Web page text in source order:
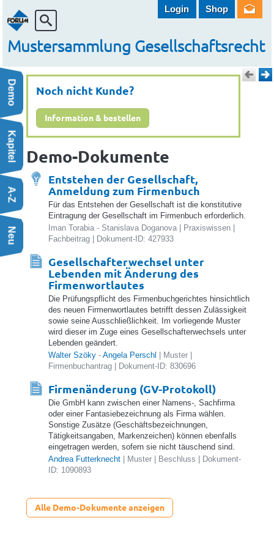
Mustersammlung Gesellschaftsrecht
Login Shop
| Fachbeitrag
| Firmenbuchantrag
Hälfteeinzahlung) | Vertragsmuster
Demo
Kapitel
A-Z
Neu
Noch nicht Kunde?
Information & bestellen
Demo-Dokumente
Entstehen der Gesellschaft,
Anmeldung zum Firmenbuch
Für das Entstehen der Gesellschaft ist die konstitutive
Eintragung der Gesellschaft im Firmenbuch erforderlich.
Iman Torabia - Stanislava Doganova | Praxiswissen |
Fachbeitrag | Dokument-ID: 427933
Gesellschafterwechsel unter
Lebenden mit Änderung des
Firmenwortlautes
Die Prüfungspflicht des Firmenbuchgerichtes hinsichtlich
des neuen Firmenwortlautes betrifft dessen Zulässigkeit
sowie seine Ausschließlichkeit. Im vorliegende Muster
wird dieser im Zuge eines Gesellschafterwechsels unter
Lebenden geändert.
Walter Szöky -Angela Perschl | Muster |
Firmenbuchantrag | Dokument-ID: 830696
Firmenänderung (GV-Protokoll)
Die GmbH kann zwischen einer Namens-, Sachfirma
oder einer Fantasiebezeichnung als Firma wählen.
Sonstige Zusätze (Geschäftsbezeichnungen,
Tätigkeitsangaben, Markenzeichen) können ebenfalls
eingetragen werden, sofern sie nicht täuschend sind.
Andrea Futterknecht | Muster | Beschluss | Dokument-
ID: 1090893
Alle Demo-Dokumente anzeigen